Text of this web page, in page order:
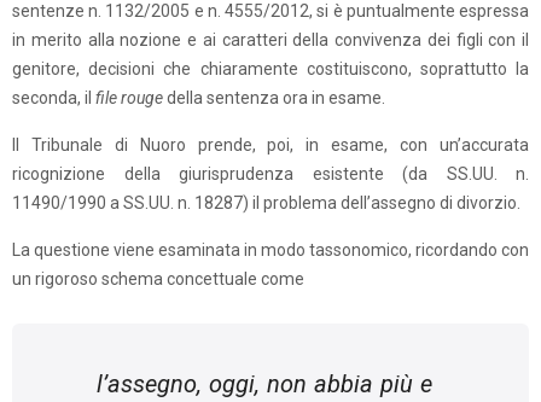
sentenze n. 1132/2005 e n. 4555/2012, si è puntualmente espressa
in merito alla nozione e ai caratteri della convivenza dei figli con il
genitore, decisioni che chiaramente costituiscono, soprattutto la
seconda, il file rougedella sentenza ora in esame.
Il Tribunale di Nuoro prende, poi, in esame, con un’accurata
ricognizione della giurisprudenza esistente (da SS.UU. n.
11490/1990 a SS.UU. n. 18287) il problema dell’assegno di divorzio.
La questione viene esaminata in modo tassonomico, ricordando con
un rigoroso schema concettuale come
l’assegno, oggi, non abbia più e